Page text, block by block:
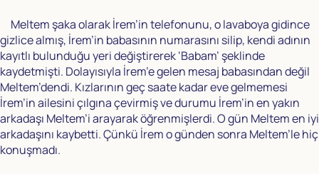
Meltem şaka olarak İrem’in telefonunu, o lavaboya gidince
gizlice almış, İrem’in babasının numarasını silip, kendi adının
kayıtlı bulunduğu yeri değiştirerek ‘Babam’ şeklinde
kaydetmişti. Dolayısıyla İrem’e gelen mesaj babasından değil
Meltem’dendi. Kızlarının geç saate kadar eve gelmemesi
İrem’in ailesini çılgına çevirmiş ve durumu İrem’in en yakın
arkadaşı Meltem’i arayarak öğrenmişlerdi. O gün Meltem en iyi
arkadaşını kaybetti. Çünkü İrem o günden sonra Meltem’le hiç
konuşmadı.